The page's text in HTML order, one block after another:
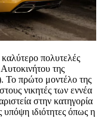
πολυτελές
της
πρώτο μοντέλο της
νικητές των εννέα
στην κατηγορία
υπόψη ιδιότητες όπως η